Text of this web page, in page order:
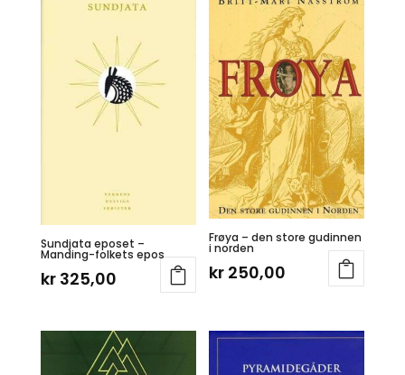
kr 290,00.
Sundjata eposet –
Manding-folkets epos
kr325,00
Frøya – den store gudinnen
i norden
kr 250,00